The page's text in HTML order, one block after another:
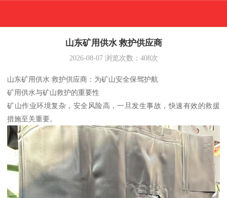
山东矿用供水 救护供应商
2026-08-07浏览次数： 408次
山东矿用供水 救护供应商：为矿山安全保驾护航
矿用供水与矿山救护的重要性
矿山作业环境复杂，安全风险高，一旦发生事故，快速有效的救援
措施至关重要。